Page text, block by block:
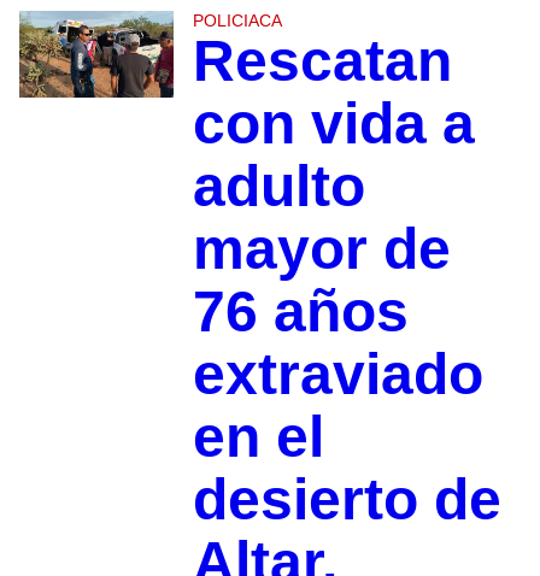
POLICIACA
Rescatan
con vida a
adulto
mayor de
76 años
extraviado
en el
desierto de
Altar,